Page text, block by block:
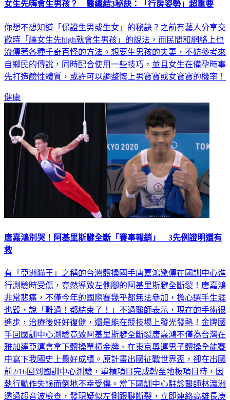
歡時「讓女生先high就會生男孩」的說法，而民間和網絡上也
流傳著各種千奇百怪的方法。想要生男孩的夫妻，不妨參考來
自鄉民的傳說，同時配合使用一些技巧，並且女生在備孕時事
先打造鹼性體質，或許可以調整懷上男寶寶或女寶寶的機率！
救
行測驗時受傷，竟然導致左側腳的阿基里斯腱全斷裂！唐嘉鴻
非常悲痛，不僅今年的國際賽幾乎都無法參加，擔心選手生涯
也毀，說「難過！都結束了！」不過醫師表示，現在的手術很
進步，治療後好好復健，還是能在競技場上發光發熱！金牌國
手回國訓中心測驗竟致阿基里斯腱全斷裂唐嘉鴻不僅為台灣在
雅加達亞運會拿下體操單槓金牌、在東京奧運男子體操全能賽
中寫下我國史上最好成績。原計畫出國征戰世界盃，卻在出國
前2/16回到國訓中心測驗，單槓項目完成轉至地板項目時，因
執行動作失誤而倒地不幸受傷。當下國訓中心駐診醫師林瀛洲
透過超音波檢查，發現疑似左側跟腱斷裂，立即連絡高雄長庚
醫院骨科周文毅醫師等人醫療協助急診就醫，2/17MRI檢確認